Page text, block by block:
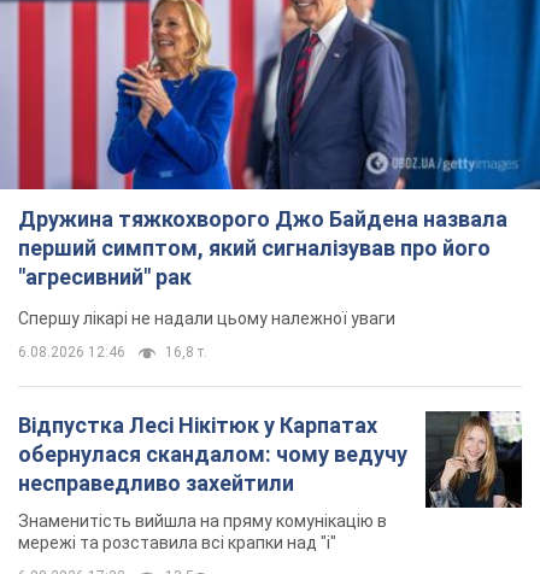
Дружина тяжкохворого Джо Байдена назвала
перший симптом, який сигналізував про його
"агресивний" рак
Спершу лікарі не надали цьому належної уваги
6.08.2026 12:46 16,8 т.
Відпустка Лесі Нікітюк у Карпатах
обернулася скандалом: чому ведучу
несправедливо захейтили
Знаменитість вийшла на пряму комунікацію в
мережі та розставила всі крапки над "і"